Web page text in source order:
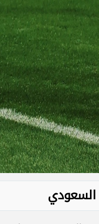
السعودي